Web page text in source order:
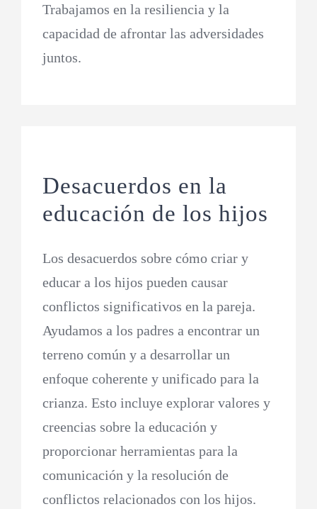
Trabajamos en la resiliencia y la
capacidad de afrontar las adversidades
juntos.
Desacuerdos en la
educación de los hijos
Los desacuerdos sobre cómo criar y
educar a los hijos pueden causar
conflictos significativos en la pareja.
Ayudamos a los padres a encontrar un
terreno común y a desarrollar un
enfoque coherente y unificado para la
crianza. Esto incluye explorar valores y
creencias sobre la educación y
proporcionar herramientas para la
comunicación y la resolución de
conflictos relacionados con los hijos.